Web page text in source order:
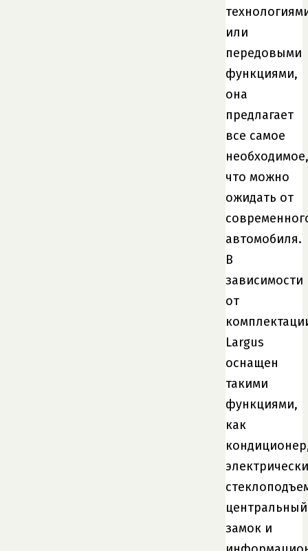
или
передовыми
функциями,
она
предлагает
все самое
необходимое,
что можно
ожидать от
автомобиля.
В
зависимости
от
Largus
оснащен
такими
функциями,
как
центральный
замок и